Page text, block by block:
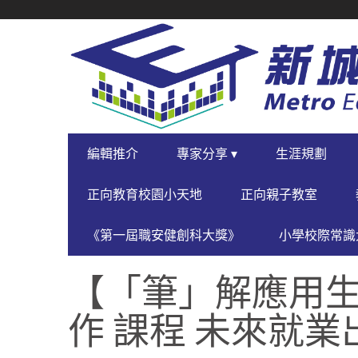
NAVIGATION
PRIMARY
NAVIGATION
編輯推介 專家分享 ▾ 生涯規劃
正向教育校園小天地 正向親子教室
《第一屆職安健創科大獎》 小學校際常
【「筆」解應用
作 課程 未來就業